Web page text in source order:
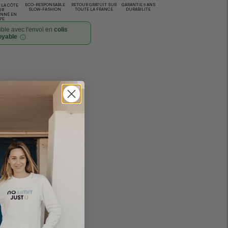
CÔTE
EN
ECO-RESPONSABLE
SLOW-FASHION
RETOUR GRATUIT SUR
TOUTE LA FRANCE
GARANTIE 5 ANS
DURABILITE
avec l'envoi en colis